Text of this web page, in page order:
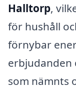
Halltorp,
för hushåll
förnybar
erbjudanden
som nämnts